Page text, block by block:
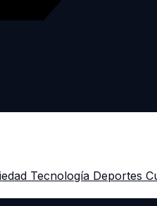
Tecnología Deportes